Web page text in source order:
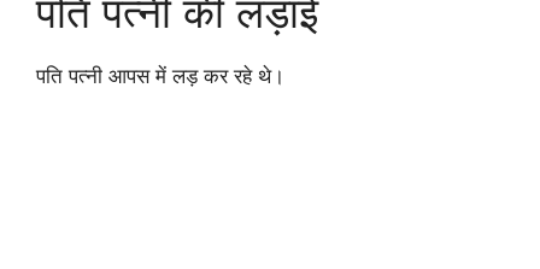
पति पत्नी की लड़ाई
पति पत्नी आपस में लड़ कर रहे थे।